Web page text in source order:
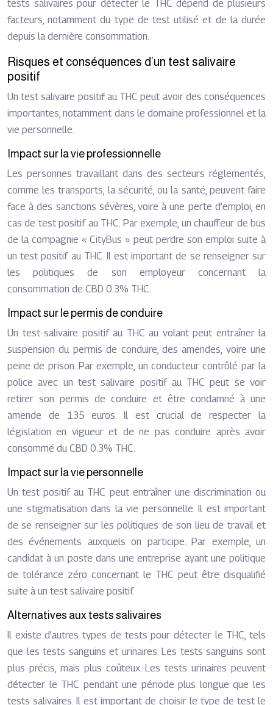
tests salivaires pour détecter le THC dépend de plusieurs
facteurs, notamment du type de test utilisé et de la durée
depuis la dernière consommation.
Risques et conséquences d’un test salivaire
positif
Un test salivaire positif au THC peut avoir des conséquences
importantes, notamment dans le domaine professionnel et la
vie personnelle.
Impact sur la vie professionnelle
Les personnes travaillant dans des secteurs réglementés,
comme les transports, la sécurité, ou la santé, peuvent faire
face à des sanctions sévères, voire à une perte d’emploi, en
cas de test positif au THC. Par exemple, un chauffeur de bus
de la compagnie « CityBus » peut perdre son emploi suite à
un test positif au THC. Il est important de se renseigner sur
les politiques de son employeur concernant la
consommation de CBD 0.3% THC.
Impact sur le permis de conduire
Un test salivaire positif au THC au volant peut entraîner la
suspension du permis de conduire, des amendes, voire une
peine de prison. Par exemple, un conducteur contrôlé par la
police avec un test salivaire positif au THC peut se voir
retirer son permis de conduire et être condamné à une
amende de 135 euros. Il est crucial de respecter la
législation en vigueur et de ne pas conduire après avoir
consommé du CBD 0.3% THC.
Impact sur la vie personnelle
Un test positif au THC peut entraîner une discrimination ou
une stigmatisation dans la vie personnelle. Il est important
de se renseigner sur les politiques de son lieu de travail et
des événements auxquels on participe. Par exemple, un
candidat à un poste dans une entreprise ayant une politique
de tolérance zéro concernant le THC peut être disqualifié
suite à un test salivaire positif.
Alternatives aux tests salivaires
Il existe d’autres types de tests pour détecter le THC, tels
que les tests sanguins et urinaires. Les tests sanguins sont
plus précis, mais plus coûteux. Les tests urinaires peuvent
détecter le THC pendant une période plus longue que les
tests salivaires. Il est important de choisir le type de test le